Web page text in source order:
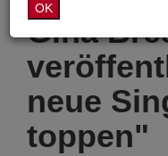
Gina
neue
toppen"
OK